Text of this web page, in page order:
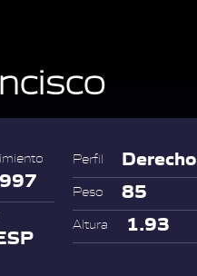
Perfil Derecho
Peso 85
Altura 1.93